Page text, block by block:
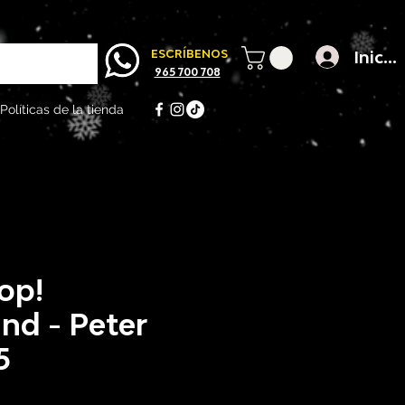
Políticas de la tienda
965 700 708
ESCRÍBENOS
- Peter